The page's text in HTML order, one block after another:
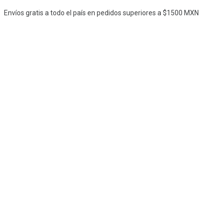
IrEnvíos gratis a todo el país en pedidos superiores a $1500 MXN